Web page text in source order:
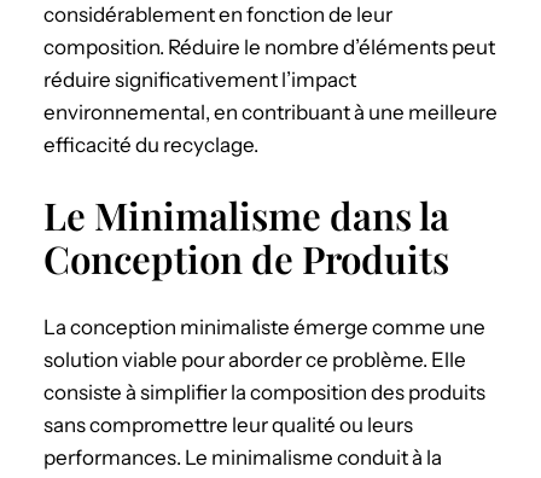
considérablement en fonction de leur
composition. Réduire le nombre d’éléments peut
réduire significativement l’impact
environnemental, en contribuant à une meilleure
efficacité du recyclage.
Le Minimalisme dans la
Conception de Produits
La conception minimaliste émerge comme une
solution viable pour aborder ce problème. Elle
consiste à simplifier la composition des produits
sans compromettre leur qualité ou leurs
performances. Le minimalisme conduit à la